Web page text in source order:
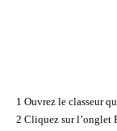
1 Ouvrez le classeur
2 Cliquez sur l’onglet